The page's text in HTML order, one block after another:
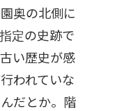
奥の北側に
定の史跡で
い歴史が感
われていな
だとか。階